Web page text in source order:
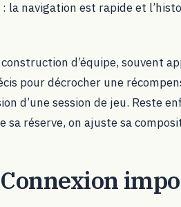
la navigation est rapide et
d’équipe, souvent
pour décrocher une
d’une session de jeu. Reste
sa réserve, on ajuste sa
Connexion